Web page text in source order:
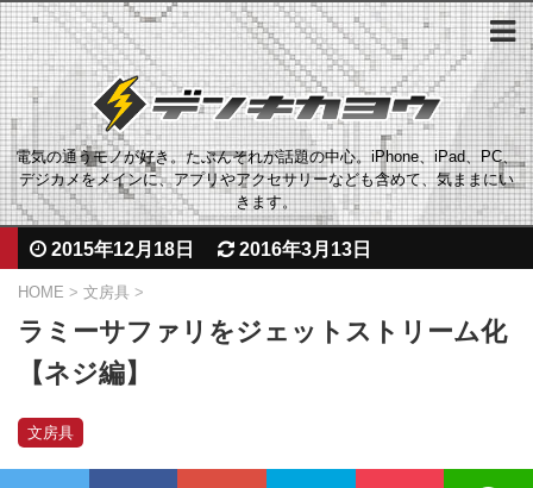
電気の通うモノが好き。たぶんそれが話題の中心。iPhone、iPad、PC、
デジカメをメインに、アプリやアクセサリーなども含めて、気ままにい
きます。
2015年12月18日 2016年3月13日
HOME > 文房具 >
ラミーサファリをジェットストリーム化
【ネジ編】
文房具